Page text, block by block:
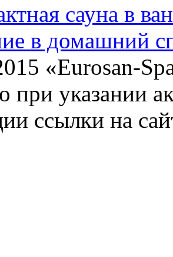
сауна в
в домашний
«Eurosan-
при указании
ссылки на